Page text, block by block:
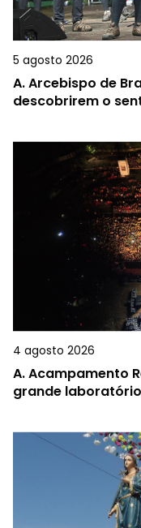
5 agosto 2026
A.Arcebispo de
descobrirem o
4 agosto 2026
A.Acampamento
grande